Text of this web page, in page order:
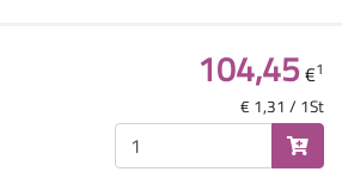
104,45€1
€ 1,31 / 1St